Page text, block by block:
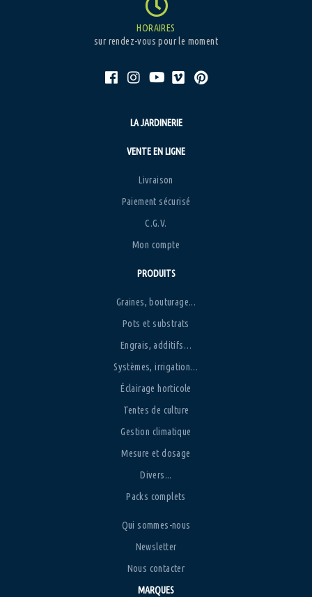
HORAIRES
sur rendez-vous pour le moment
LA JARDINERIE
VENTE EN LIGNE
Livraison
Paiement sécurisé
C.G.V.
Mon compte
PRODUITS
Graines, bouturage...
Pots et substrats
Engrais, additifs…
Systèmes, irrigation…
Éclairage horticole
Tentes de culture
Gestion climatique
Mesure et dosage
Divers...
Packs complets
Qui sommes-nous
Newsletter
Nous contacter
MARQUES